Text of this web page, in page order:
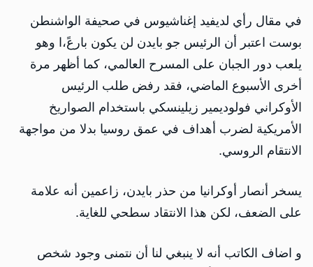
في مقال رأي لديفيد إغناشيوس في صحيفة الواشنطن
بوست اعتبر أن الرئيس جو بايدن لن يكون بارعً،ا وهو
يلعب دور الجبان على المسرح العالمي، كما أظهر مرة
أخرى الأسبوع الماضي، فقد رفض طلب الرئيس
الأوكراني فولوديمير زيلينسكي باستخدام الصواريخ
الأمريكية لضرب أهداف في عمق روسيا بدلا من مواجهة
الانتقام الروسي.
يسخر أنصار أوكرانيا من حذر بايدن، زاعمين أنه علامة
على الضعف، لكن هذا الانتقاد سطحي للغاية.
و اضاف الكاتب أنه لا ينبغي لنا أن نتمنى وجود شخص